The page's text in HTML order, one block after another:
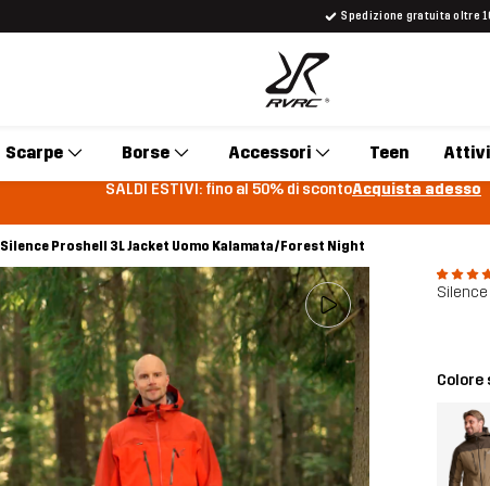
Spedizione gratuita oltre
Scarpe Borse Accessori Teen
SALDI ESTIVI: fino al 50% di scontoAcquista adesso
Silence Proshell 3L Jacket Uomo Kalamata/Forest Night
Silence
Colore